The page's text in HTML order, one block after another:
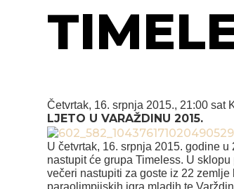
Četvrtak, 16. srpnja 2015., 21:00 sat
LJETO U VARAŽDINU 2015.
U četvrtak, 16. srpnja 2015. godine
nastupit će grupa Timeless. U
večeri nastupiti za goste iz 22
paraolimpijskih igra mladih te